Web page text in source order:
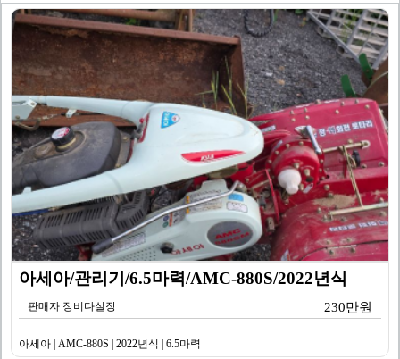
아세아/관리기/6.5마력/AMC-880S/2022년식
판매자 장비다실장 230만원
아세아 | AMC-880S | 2022년식 | 6.5마력